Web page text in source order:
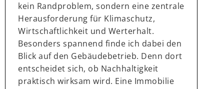
kein Randproblem, sondern eine zentrale
Herausforderung für Klimaschutz,
Wirtschaftlichkeit und Werterhalt.
Besonders spannend finde ich dabei den
Blick auf den Gebäudebetrieb. Denn dort
entscheidet sich, ob Nachhaltigkeit
praktisch wirksam wird. Eine Immobilie